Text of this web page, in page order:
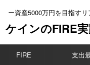
ー資産5000万円を目指す
ケインのFIRE
FIRE 支出